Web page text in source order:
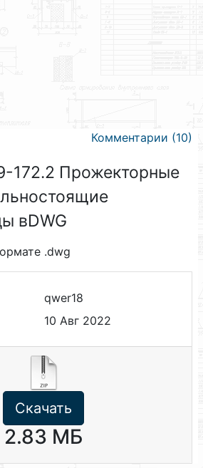
Комментарии (10)
172.2 Прожекторные
вDWG
.dwg
qwer18
10 Авг 2022
Скачать
2.83 МБ